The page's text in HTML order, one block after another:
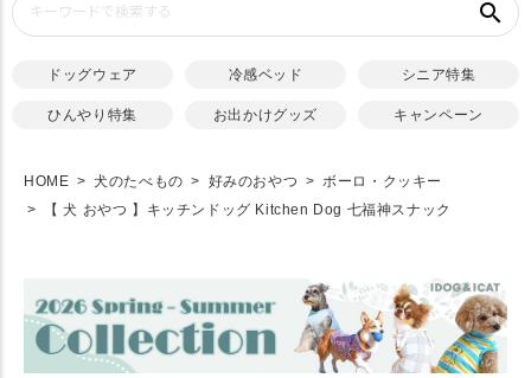
search
ドッグウェア 冷感ベッド シニア特集
ひんやり特集 お出かけグッズ キャンペーン
HOME 犬のたべもの 好みのおやつ
ボーロ・クッキー
【 犬 おやつ 】キッチンドッグ Kitchen Dog 七福神スナック